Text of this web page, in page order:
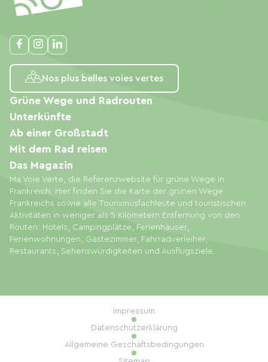
Nos plus belles voies vertes
Ma Voie Verte, die Referenzwebsite für grüne Wege in
Frankreich. Hier finden Sie die Karte der grünen Wege
Frankreichs sowie alle Tourismusfachleute und touristischen
Aktivitäten in weniger als 5 Kilometern Entfernung von den
Routen: Hotels, Campingplätze, Ferienhäuser,
Ferienwohnungen, Gästezimmer, Fahrradverleiher,
Restaurants, Sehenswürdigkeiten und Ausflugsziele.
Grüne Wege und Radrouten
Unterkünfte
Ab einer Großstadt
Mit dem Rad reisen
Das Magazin
Impressum
Datenschutzerklärung
Allgemeine Geschäftsbedingungen